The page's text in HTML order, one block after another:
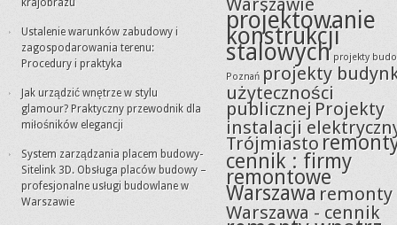
krajobrazu
Ustalenie warunków zabudowy i
zagospodarowania terenu:
Procedury i praktyka
Jak urządzić wnętrze w stylu
glamour? Praktyczny przewodnik dla
miłośników elegancji
System zarządzania placem budowy-
Sitelink 3D. Obsługa placów budowy –
profesjonalne usługi budowlane w
Warszawie
Warszawie
projektowanie
konstrukcji
stalowych projekty
Poznań projekty
użyteczności
publicznej Projekty
instalacji
Trójmiasto
cennik : firmy
remontowe
Warszawa remonty
Warszawa - cennik